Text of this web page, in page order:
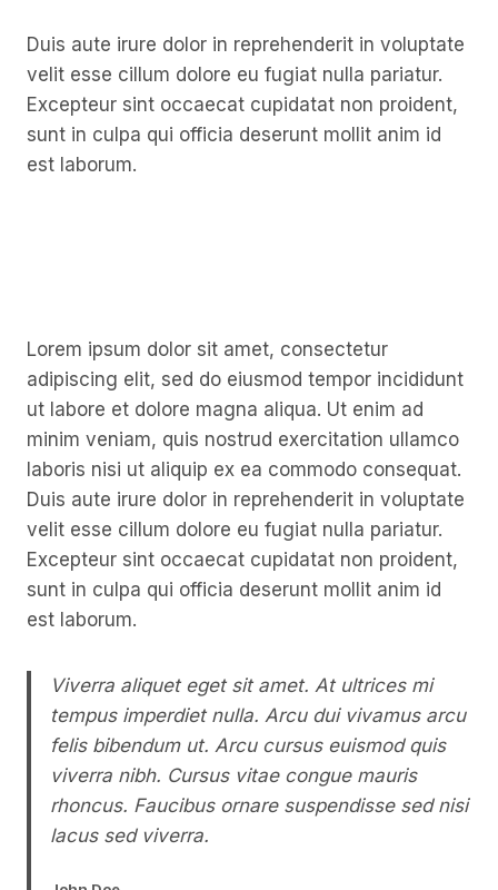
Duis aute irure dolor in reprehenderit in voluptate
velit esse cillum dolore eu fugiat nulla pariatur.
Excepteur sint occaecat cupidatat non proident,
sunt in culpa qui officia deserunt mollit anim id
est laborum.
Lorem ipsum dolor sit amet, consectetur
adipiscing elit, sed do eiusmod tempor incididunt
ut labore et dolore magna aliqua. Ut enim ad
minim veniam, quis nostrud exercitation ullamco
laboris nisi ut aliquip ex ea commodo consequat.
Duis aute irure dolor in reprehenderit in voluptate
velit esse cillum dolore eu fugiat nulla pariatur.
Excepteur sint occaecat cupidatat non proident,
sunt in culpa qui officia deserunt mollit anim id
est laborum.
Viverra aliquet eget sit amet. At ultrices mi
tempus imperdiet nulla. Arcu dui vivamus arcu
felis bibendum ut. Arcu cursus euismod quis
viverra nibh. Cursus vitae congue mauris
rhoncus. Faucibus ornare suspendisse sed nisi
lacus sed viverra.